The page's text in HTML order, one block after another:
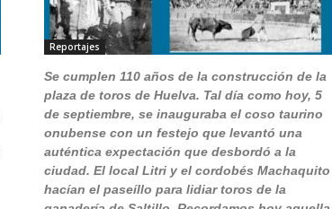
Reportajes
Se cumplen 110 años de la construcción de la
plaza de toros de Huelva. Tal día como hoy, 5
de septiembre, se inauguraba el coso taurino
onubense con un festejo que levantó una
auténtica expectación que desbordó a la
ciudad. El local Litri y el cordobés Machaquito
hacían el paseíllo para lidiar toros de la